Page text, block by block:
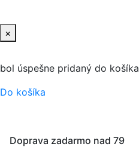
×
bol úspešne pridaný do košíka
Do košíka
Doprava zadarmo nad 79